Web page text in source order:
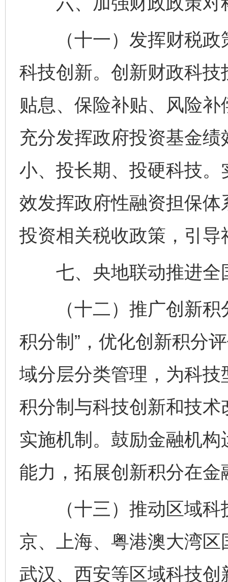
（十一）发挥财税政
科技创新。创新财政科
贴息、保险补贴、风险
充分发挥政府投资基金
小、投长期、投硬科技
效发挥政府性融资担保
投资相关税收政策，引
七、央地联动推进全
（十二）推广创新积
积分制”，优化创新积分
域分层分类管理，为科
积分制与科技创新和技
实施机制。鼓励金融机
能力，拓展创新积分在
（十三）推动区域科
京、上海、粤港澳大湾
武汉、西安等区域科技